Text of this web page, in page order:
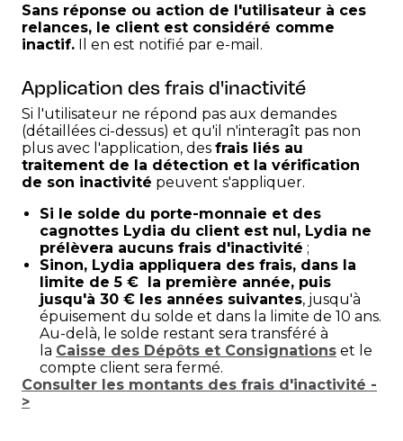
Sans réponse ou action de l'utilisateur à ces
relances, le client est considéré comme
inactif. Il en est notifié par e-mail.
Application des frais d'inactivité
Si l'utilisateur ne répond pas aux demandes
(détaillées ci-dessus) et qu'il n'interagît pas non
plus avec l'application, des frais liés au
traitement de la détection et la vérification
de son inactivité peuvent s'appliquer.
Si le solde du porte-monnaie et des
cagnottes Lydia du client est nul, Lydia ne
prélèvera aucuns frais d'inactivité ;
Sinon, Lydia appliquera des frais, dans la
limite de 5 € la première année, puis
jusqu'à 30 € les années suivantes, jusqu'à
épuisement du solde et dans la limite de 10 ans.
Au-delà, le solde restant sera transféré à
la Caisse des Dépôts et Consignations et le
compte client sera fermé.
Consulter les montants des frais d'inactivité -
>